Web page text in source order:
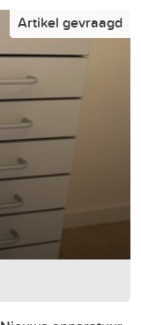
Artikel gevraagd